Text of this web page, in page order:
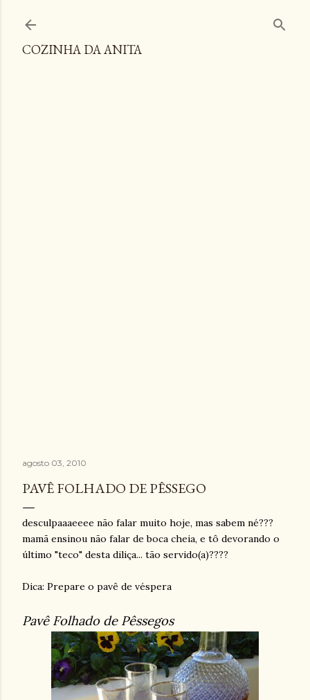
COZINHA DA ANITA
agosto 03, 2010
PAVÊ FOLHADO DE PÊSSEGO
desculpaaaeeee não falar muito hoje, mas sabem né???
mamã ensinou não falar de boca cheia, e tô devorando o
último "teco" desta diliça... tão servido(a)????
Dica: Prepare o pavê de véspera
Pavê Folhado de Pêssegos